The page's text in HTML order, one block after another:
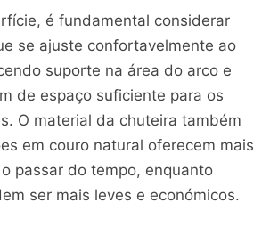
é fundamental considerar
se ajuste confortavelmente ao
suporte na área do arco e
de espaço suficiente para os
O material da chuteira também
em couro natural oferecem mais
passar do tempo, enquanto
ser mais leves e económicos.